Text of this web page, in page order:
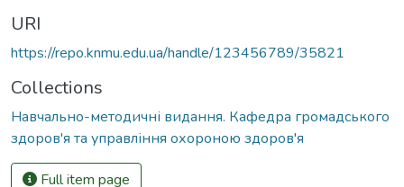
URI
https://repo.knmu.edu.ua/handle/123456789/35821
Collections
Навчально-методичні видання. Кафедра громадського
здоров'я та управління охороною здоров'я
Full item page